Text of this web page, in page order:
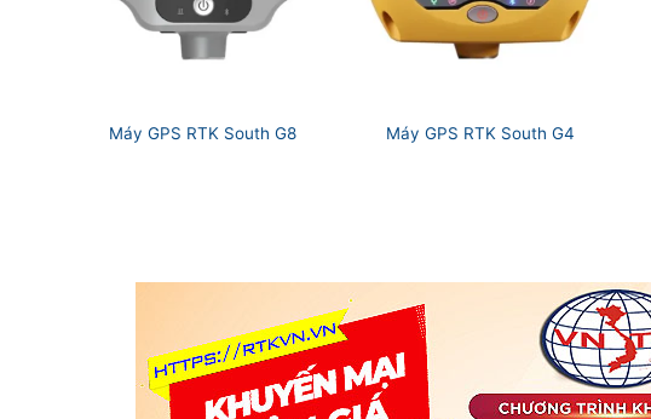
Máy GPS RTK South G8 Máy GPS RTK South G4